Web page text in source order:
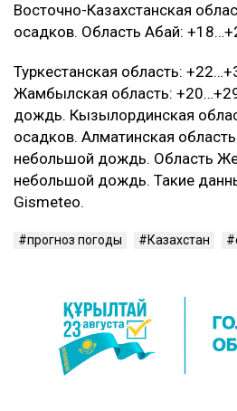
Восточно-Казахстанская
осадков. Область Абай:
Туркестанская область:
Жамбылская область:
дождь. Кызылординская
осадков. Алматинская
небольшой дождь. Область
небольшой дождь. Такие
Gismeteo.
прогноз погоды Казахстан